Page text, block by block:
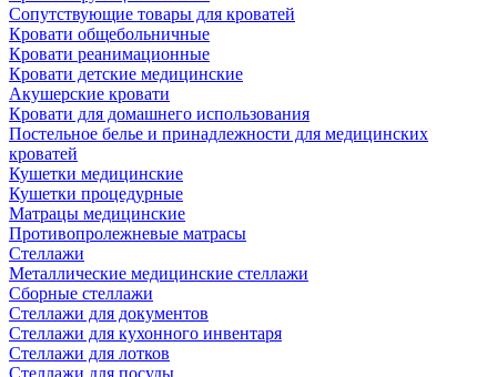
Сопутствующие товары для кроватей
Кровати общебольничные
Кровати реанимационные
Кровати детские медицинские
Акушерские кровати
Кровати для домашнего использования
Постельное белье и принадлежности для медицинских
кроватей
Кушетки медицинские
Кушетки процедурные
Матрацы медицинские
Противопролежневые матрасы
Стеллажи
Металлические медицинские стеллажи
Сборные стеллажи
Стеллажи для документов
Стеллажи для кухонного инвентаря
Стеллажи для лотков
Стеллажи для посуды